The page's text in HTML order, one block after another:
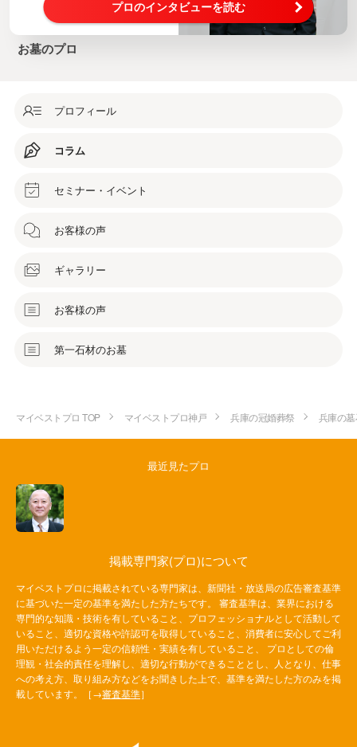
プロのインタビューを読む
お墓のプロ
プロフィール
コラム
セミナー・イベント
お客様の声
ギャラリー
お客様の声
第一石材のお墓
マイベストプロ TOP マイベストプロ神戸 兵庫の冠婚葬祭 兵庫の
最近見たプロ
掲載専門家(プロ)について
マイベストプロに掲載されている専門家は、新聞社・放送局の広告審査基準
に基づいた一定の基準を満たした方たちです。 審査基準は、業界における
専門的な知識・技術を有していること、プロフェッショナルとして活動して
いること、適切な資格や許認可を取得していること、消費者に安心してご利
用いただけるよう一定の信頼性・実績を有していること、 プロとしての倫
理観・社会的責任を理解し、適切な行動ができることとし、人となり、仕事
への考え方、取り組み方などをお聞きした上で、基準を満たした方のみを掲
載しています。［→審査基準］